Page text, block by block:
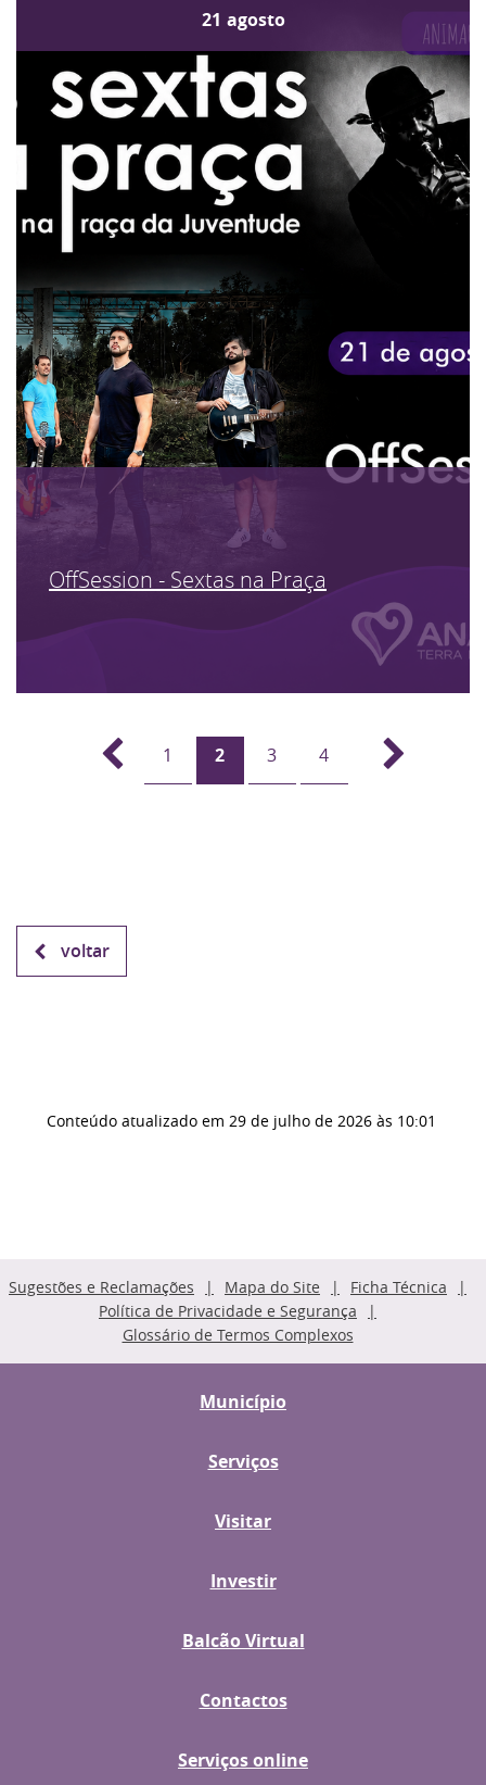
21 agosto
OffSession - Sextas na Praça
1 2 3 4
voltar
Conteúdo atualizado em 29 de julho de 2026 às 10:01
Sugestões e Reclamações Mapa do Site
Ficha Técnica
Política de Privacidade e Segurança
Glossário de Termos Complexos
Município
Serviços
Visitar
Investir
Balcão Virtual
Contactos
Serviços online